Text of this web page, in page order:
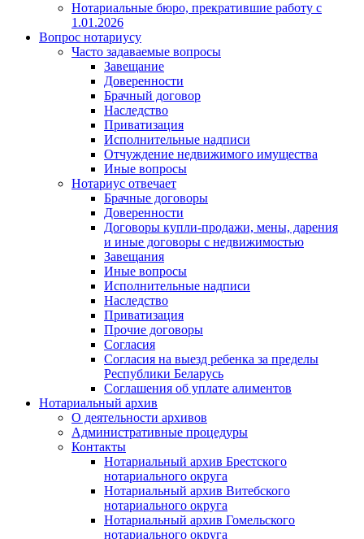
Нотариальные бюро, прекратившие работу с
1.01.2026
Вопрос нотариусу
Часто задаваемые вопросы
Завещание
Доверенности
Брачный договор
Наследство
Приватизация
Исполнительные надписи
Отчуждение недвижимого имущества
Иные вопросы
Нотариус отвечает
Брачные договоры
Доверенности
Договоры купли-продажи, мены, дарения
и иные договоры с недвижимостью
Завещания
Иные вопросы
Исполнительные надписи
Наследство
Приватизация
Прочие договоры
Согласия
Согласия на выезд ребенка за пределы
Республики Беларусь
Соглашения об уплате алиментов
Нотариальный архив
О деятельности архивов
Административные процедуры
Контакты
Нотариальный архив Брестского
нотариального округа
Нотариальный архив Витебского
нотариального округа
Нотариальный архив Гомельского
нотариального округа